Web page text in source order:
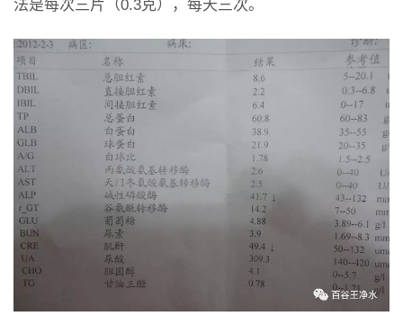
法是每次三片（0.3克），每天三次。